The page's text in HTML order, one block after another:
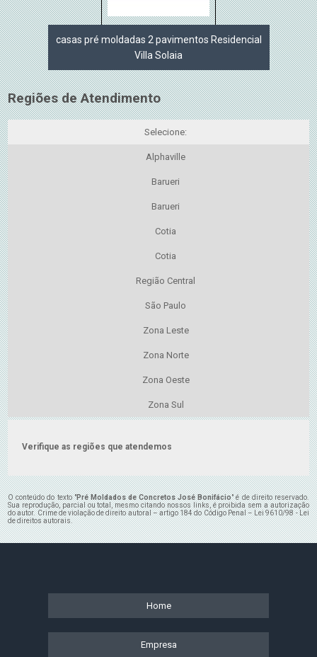
casas pré moldadas 2 pavimentos Residencial
Villa Solaia
Regiões de Atendimento
Selecione:
Alphaville
Barueri
Barueri
Cotia
Cotia
Região Central
São Paulo
Zona Leste
Zona Norte
Zona Oeste
Zona Sul
Verifique as regiões que atendemos
O conteúdo do texto "Pré Moldados de Concretos José Bonifácio" é de direito reservado.
Sua reprodução, parcial ou total, mesmo citando nossos links, é proibida sem a autorização
do autor. Crime de violação de direito autoral – artigo 184 do Código Penal –Lei 9610/98 - Lei
de direitos autorais.
Home
Empresa